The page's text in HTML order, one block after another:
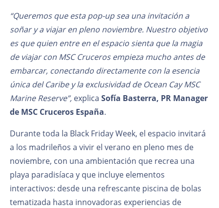
“Queremos que esta pop-up sea una invitación a
soñar y a viajar en pleno noviembre. Nuestro objetivo
es que quien entre en el espacio sienta que la magia
de viajar con MSC Cruceros empieza mucho antes de
embarcar, conectando directamente con la esencia
única del Caribe y la exclusividad de Ocean Cay MSC
Marine Reserve”, explica Sofía Basterra, PR Manager
de MSC Cruceros España.
Durante toda la Black Friday Week, el espacio invitará
a los madrileños a vivir el verano en pleno mes de
noviembre, con una ambientación que recrea una
playa paradisíaca y que incluye elementos
interactivos: desde una refrescante piscina de bolas
tematizada hasta innovadoras experiencias de